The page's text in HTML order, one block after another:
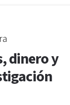
dinero y